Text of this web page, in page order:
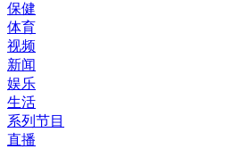
保健
体育
视频
新闻
娱乐
生活
系列节目
直播